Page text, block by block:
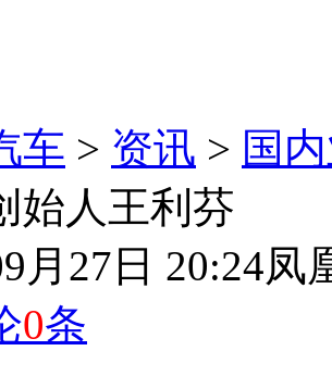
车 > 资讯 > 国
始人王利芬
月27日 20:24凤
0条